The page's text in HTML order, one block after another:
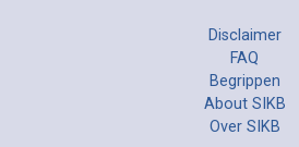
Disclaimer
FAQ
Begrippen
About SIKB
Over SIKB